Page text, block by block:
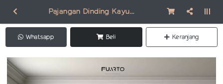
Pajangan Dinding Kayu Scandinavian SC001
Whatsapp Beli Keranjang